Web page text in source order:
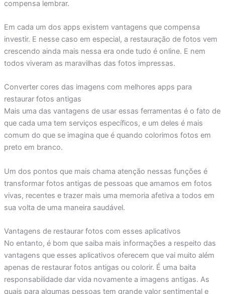
compensa lembrar.
Em cada um dos apps existem vantagens que compensa
investir. E nesse caso em especial, a restauração de fotos vem
crescendo ainda mais nessa era onde tudo é online. E nem
todos viveram as maravilhas das fotos impressas.
Converter cores das imagens com melhores apps para
restaurar fotos antigas
Mais uma das vantagens de usar essas ferramentas é o fato de
que cada uma tem serviços específicos, e um deles é mais
comum do que se imagina que é quando colorimos fotos em
preto em branco.
Um dos pontos que mais chama atenção nessas funções é
transformar fotos antigas de pessoas que amamos em fotos
vivas, recentes e trazer mais uma memoria afetiva a todos em
sua volta de uma maneira saudável.
Vantagens de restaurar fotos com esses aplicativos
No entanto, é bom que saiba mais informações a respeito das
vantagens que esses aplicativos oferecem que vai muito além
apenas de restaurar fotos antigas ou colorir. É uma baita
responsabilidade dar vida novamente a imagens antigas. As
quais para algumas pessoas tem grande valor sentimental e